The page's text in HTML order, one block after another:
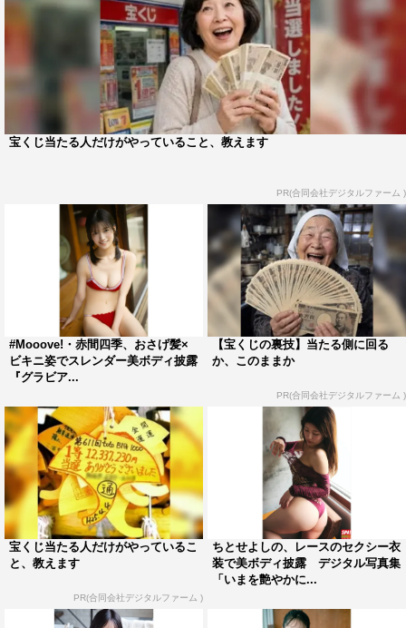
宝くじ当たる人だけがやっていること、教えます
PR(合同会社デジタルファーム )
#Mooove!・赤間四季、おさげ髪×
ビキニ姿でスレンダー美ボディ披露
『グラビア...
【宝くじの裏技】当たる側に回る
か、このままか
PR(合同会社デジタルファーム )
宝くじ当たる人だけがやっているこ
と、教えます
PR(合同会社デジタルファーム )
ちとせよしの、レースのセクシー衣
装で美ボディ披露 デジタル写真集
「いまを艶やかに...